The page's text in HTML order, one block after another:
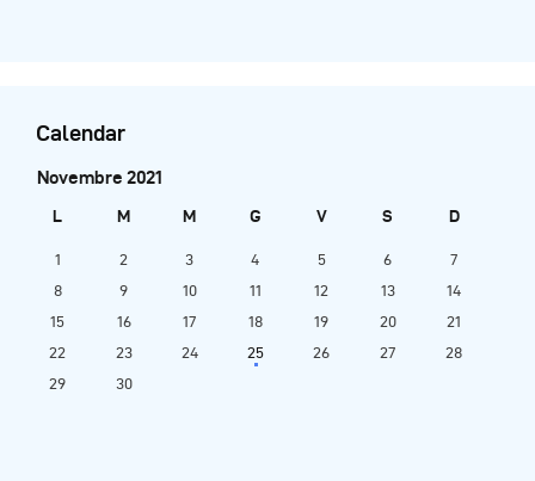
Calendar
Novembre 2021
L M M G V S D
1 2 3 4 5 6
7
8
9 10 11 12 13
14
15
16 17 18 19 20
21
22
23 24 25 26 27
28
29
30